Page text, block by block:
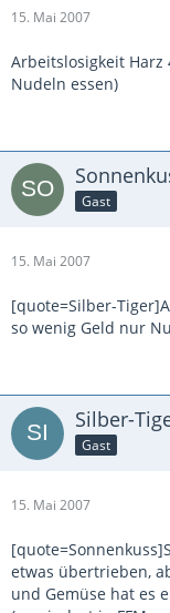
15. Mai 2007
Arbeitslosigkeit Harz
Nudeln essen)
Gast
15. Mai 2007
[quote=Silber-
so wenig Geld nur
Silber-
Gast
15. Mai 2007
etwas übertrieben,
und Gemüse hat es